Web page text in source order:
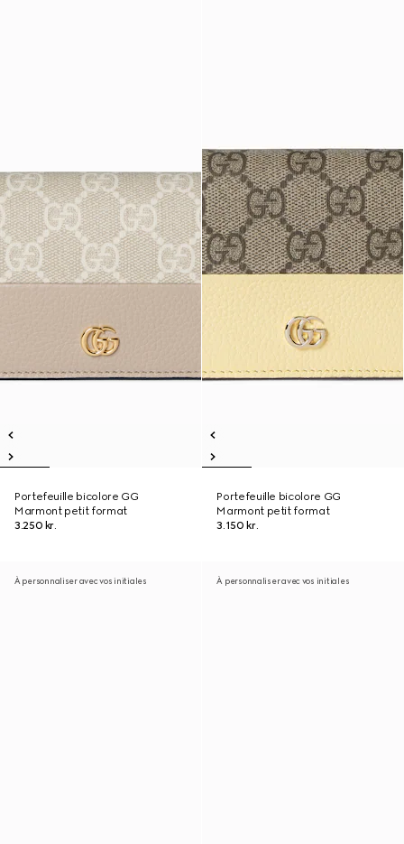
Portefeuille bicolore GG
Marmont petit format
3.250 kr.
Portefeuille bicolore GG
Marmont petit format
3.150 kr.
À personnaliser avec vos initiales À personnaliser avec vos initiales